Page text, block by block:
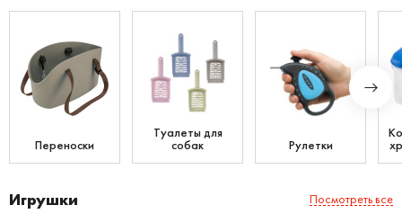
Переноски
Туалеты для
собак Рулетки
Игрушки Посмотреть все